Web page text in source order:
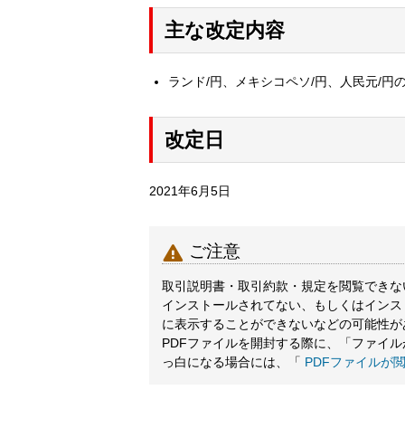
主な改定内容
ランド/円、メキシコペソ/円、人民元/円
改定日
2021年6月5日
 ご注意
取引説明書・取引約款・規定を閲覧でき
インストールされてない、もしくはイン
に表示することができないなどの可能性
PDFファイルを開封する際に、「ファイ
っ白になる場合には、「 PDFファイルが